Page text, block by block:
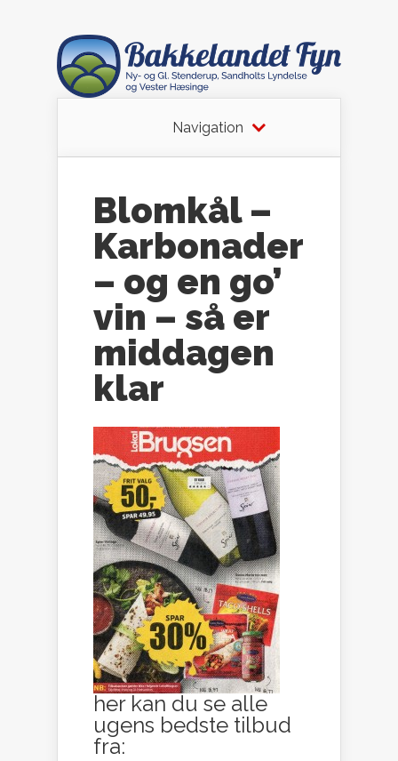
Navigation
Blomkål –
Karbonader
– og en go’
vin – så er
middagen
klar
her kan du se alle
ugens bedste tilbud
fra: